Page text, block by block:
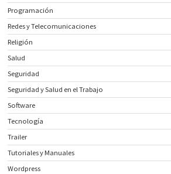
Programación
Redes y Telecomunicaciones
Religión
Salud
Seguridad
Seguridad y Salud en el Trabajo
Software
Tecnología
Trailer
Tutoriales y Manuales
Wordpress